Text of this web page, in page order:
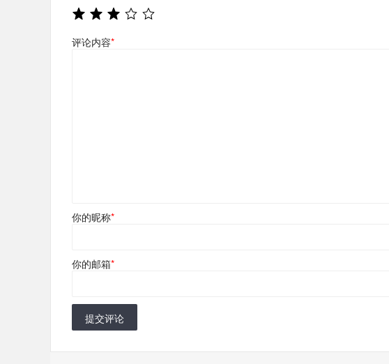
评论内容*
你的昵称*
你的邮箱*
提交评论